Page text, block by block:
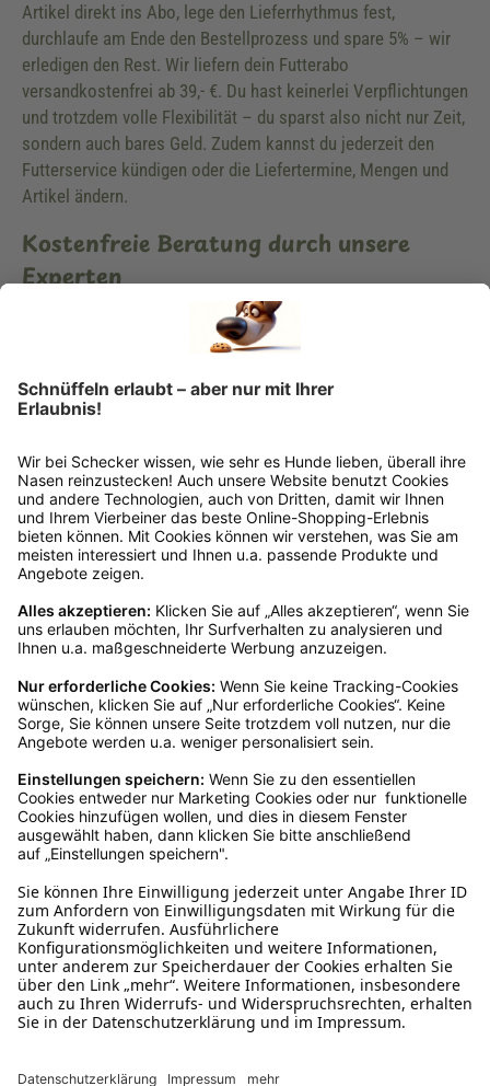
Artikel direkt ins Abo, lege den Lieferrhythmus fest,
durchlaufe am Ende den Bestellprozess und spare 5% – wir
erledigen den Rest. Wir liefern dein Futterabo
versandkostenfrei ab 39,- €. Du hast keinerlei Verpflichtungen
und trotzdem volle Flexibilität – du sparst also nicht nur Zeit,
sondern auch bares Geld. Zudem kannst du jederzeit den
Futterservice kündigen oder die Liefertermine, Mengen und
Artikel ändern.
Kostenfreie Beratung durch unsere
Experten
Du hast Fragen zu unserem Hundeshop, der Ernährung deines
Hundes oder Hundezubehör? Dann wende dich vertrauensvoll
unterstützen dich kompetent bei der Lösung deiner
unserem Ratgeber, in unserem Newsletter oder unserem
Blog. Schau dich in aller Ruhe um und lerne uns kennen.
Kundenservice
Mo – Fr 9 – 17 Uhr, Sa 9 – 13 Uhr
Ruf uns an
04942-60 64 080
Schreibe uns
verkauf@schecker.de
WhatsApp Support
+49 1520 8997191
Tritt unserem Newsletter bei